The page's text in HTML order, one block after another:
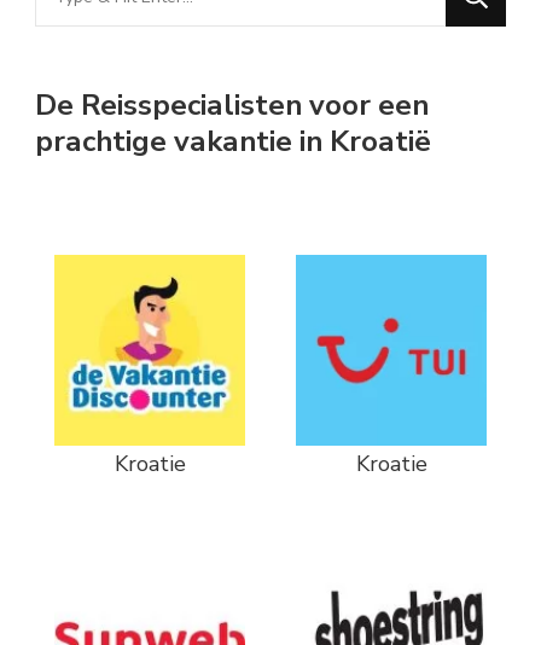
for
De Reisspecialisten voor een
prachtige vakantie in Kroatië
Kroatie Kroatie